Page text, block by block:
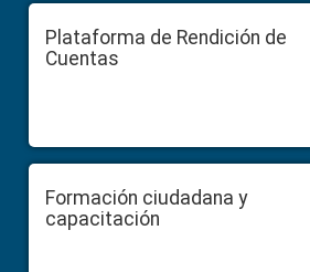
Plataforma de Rendición de
Cuentas
Formación ciudadana y
capacitación